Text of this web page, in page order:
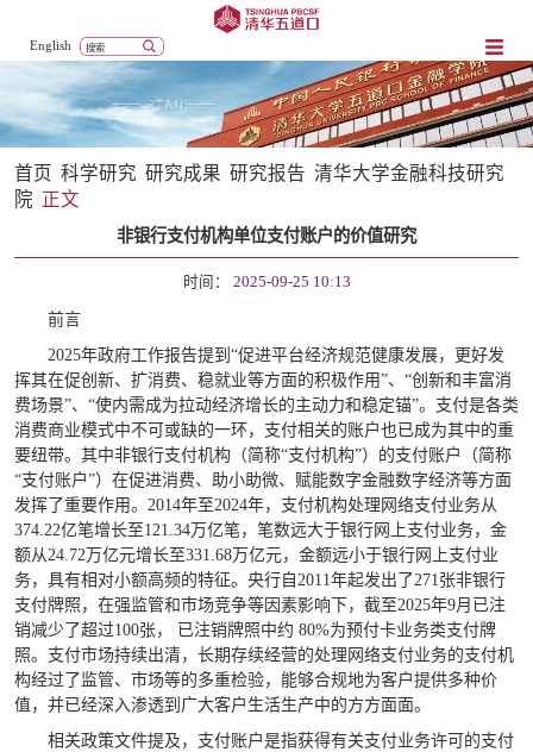
English
首页 科学研究 研究成果 研究报告 清华大学金融科技研究
院 正文
非银行支付机构单位支付账户的价值研究
时间： 2025-09-25 10:13
前言
2025年政府工作报告提到“促进平台经济规范健康发展，更好发
挥其在促创新、扩消费、稳就业等方面的积极作用”、“创新和丰富消
费场景”、“使内需成为拉动经济增长的主动力和稳定锚”。支付是各类
消费商业模式中不可或缺的一环，支付相关的账户也已成为其中的重
要纽带。其中非银行支付机构（简称“支付机构”）的支付账户（简称
“支付账户”）在促进消费、助小助微、赋能数字金融数字经济等方面
发挥了重要作用。2014年至2024年，支付机构处理网络支付业务从
374.22亿笔增长至121.34万亿笔，笔数远大于银行网上支付业务，金
额从24.72万亿元增长至331.68万亿元，金额远小于银行网上支付业
务，具有相对小额高频的特征。央行自2011年起发出了271张非银行
支付牌照，在强监管和市场竞争等因素影响下，截至2025年9月已注
销减少了超过100张， 已注销牌照中约 80%为预付卡业务类支付牌
照。支付市场持续出清，长期存续经营的处理网络支付业务的支付机
构经过了监管、市场等的多重检验，能够合规地为客户提供多种价
值，并已经深入渗透到广大客户生活生产中的方方面面。
相关政策文件提及，支付账户是指获得有关支付业务许可的支付